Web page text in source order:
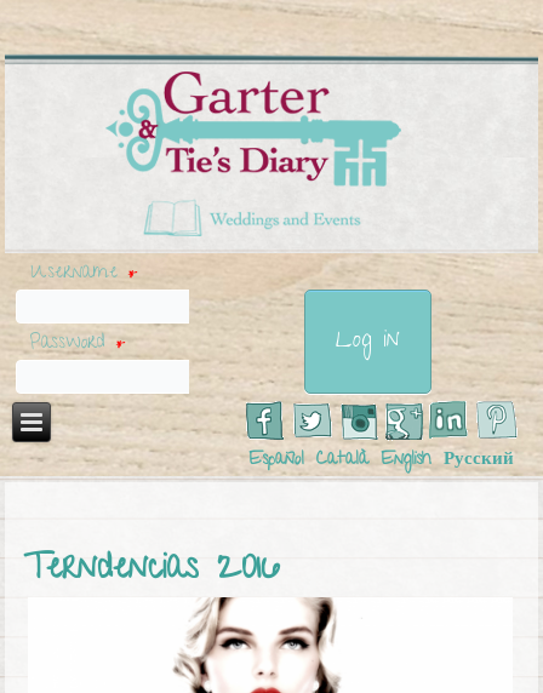
Username *
Password *
Español Català English Русский
Terndencias 2016